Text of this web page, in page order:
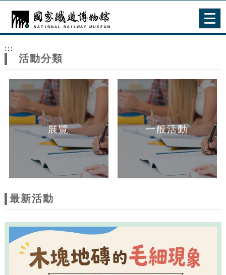
網
站
主
題
:::
活動分類
展覽 一般活動
最新活動